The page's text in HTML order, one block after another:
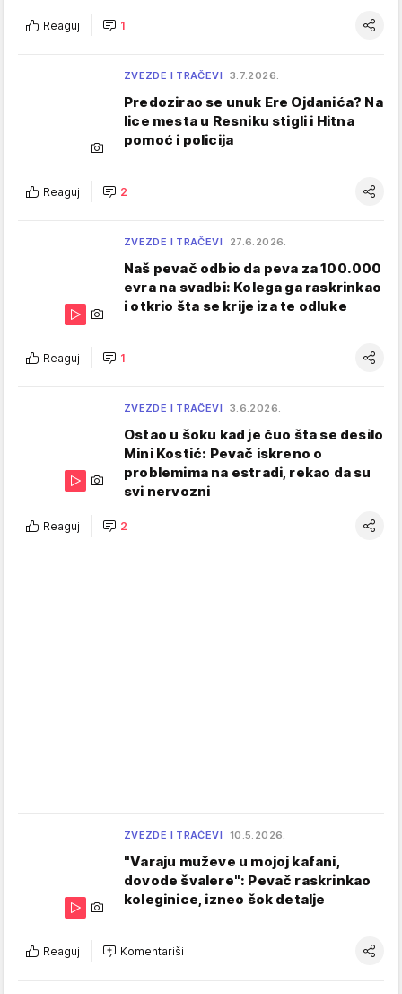
Reaguj 1
ZVEZDE I TRAČEVI 3.7.2026.
Predozirao se unuk Ere Ojdanića? Na
lice mesta u Resniku stigli i Hitna
pomoć i policija
Reaguj 2
ZVEZDE I TRAČEVI 27.6.2026.
Naš pevač odbio da peva za 100.000
evra na svadbi: Kolega ga raskrinkao
i otkrio šta se krije iza te odluke
Reaguj 1
ZVEZDE I TRAČEVI 3.6.2026.
Ostao u šoku kad je čuo šta se desilo
Mini Kostić: Pevač iskreno o
problemima na estradi, rekao da su
svi nervozni
Reaguj 2
ZVEZDE I TRAČEVI 10.5.2026.
"Varaju muževe u mojoj kafani,
dovode švalere": Pevač raskrinkao
koleginice, izneo šok detalje
Reaguj Komentariši